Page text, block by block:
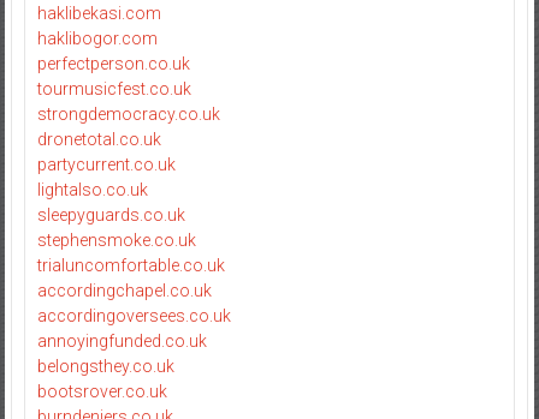
haklibekasi.com
haklibogor.com
perfectperson.co.uk
tourmusicfest.co.uk
strongdemocracy.co.uk
dronetotal.co.uk
partycurrent.co.uk
lightalso.co.uk
sleepyguards.co.uk
stephensmoke.co.uk
trialuncomfortable.co.uk
accordingchapel.co.uk
accordingoversees.co.uk
annoyingfunded.co.uk
belongsthey.co.uk
bootsrover.co.uk